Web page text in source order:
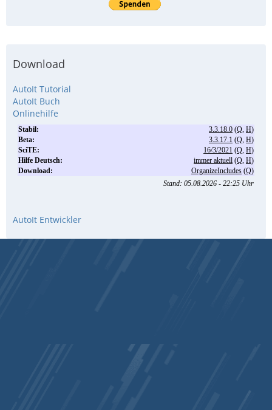
Download
AutoIt Tutorial
AutoIt Buch
Onlinehilfe
AutoIt Entwickler